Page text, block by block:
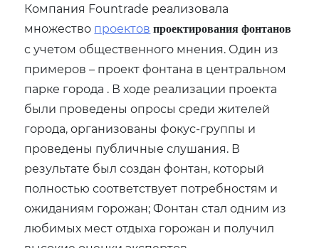
Компания Fountrade реализовала
множество проектов проектирования фонтанов
с учетом общественного мнения. Один из
примеров – проект фонтана в центральном
парке города . В ходе реализации проекта
были проведены опросы среди жителей
города‚ организованы фокус-группы и
проведены публичные слушания. В
результате был создан фонтан‚ который
полностью соответствует потребностям и
ожиданиям горожан; Фонтан стал одним из
любимых мест отдыха горожан и получил